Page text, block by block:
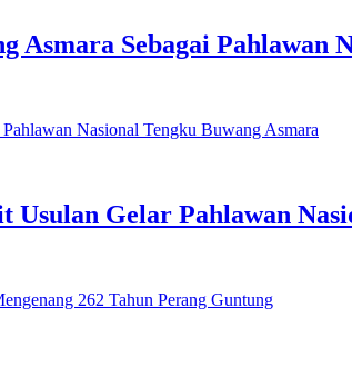
Asmara Sebagai Pahlawan
Gelar Pahlawan